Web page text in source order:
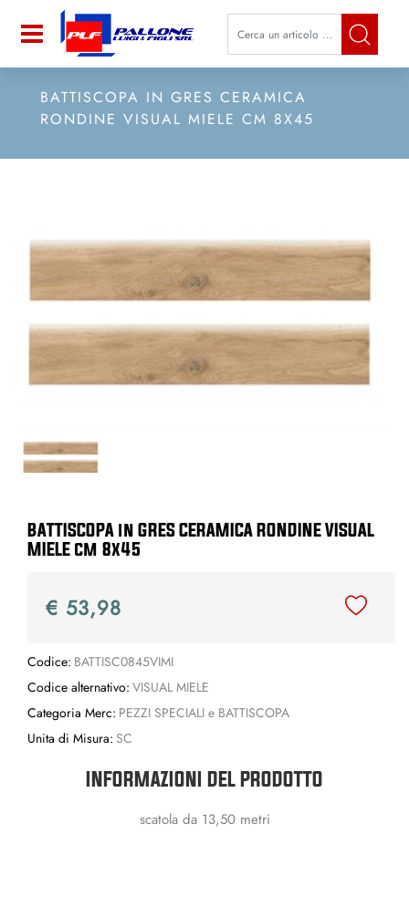
Open La modifica di un filtro
BATTISCOPA IN GRES CERAMICA
RONDINE VISUAL MIELE CM 8X45
BATTISCOPA in GRES CERAMICA RONDINE VISUAL
MIELE cm 8x45
€ 53,98
Codice: BATTISC0845VIMI
Codice alternativo: VISUAL MIELE
Categoria Merc: PEZZI SPECIALI e BATTISCOPA
Unita di Misura: SC
INFORMAZIONI DEL PRODOTTO
scatola da 13,50 metri